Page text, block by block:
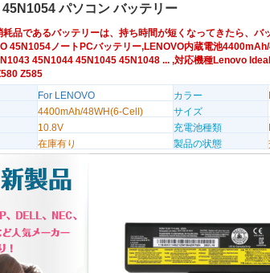
パソコン バッテリー
耗品であるバッテリーは、持ち時間が短くなってきたら、バ
45N1054ノートPCバッテリー,LENOVO内蔵電池
45N1044 45N1045 45N1048 ... ,対応機種Lenovo
Z585
For LENOVO
カラー
4400mAh/48WH(6-Cell)
サイズ
10.8V
充電池種類
在庫有り
製品の状態